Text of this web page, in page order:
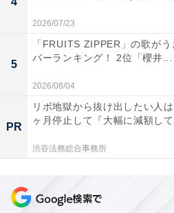
太さん、井ノ原快彦さん、野村
ばかりが登場。一気に番組の
独特な面白さがTwitterを中心に
東京系が映らない地域でも
気を集めました。その結果、
ー賞 月間賞」「第38回 ATP賞
報・バラエティ部門 最優秀賞」
2026/07/23
5
「FRUITS ZIPPER」の歌が
バーランキング！ 2位「櫻井...
2026/08/04
PR
リボ地獄から抜け出したい人
ヶ月停止して『大幅に減額し
渋谷法務総合事務所